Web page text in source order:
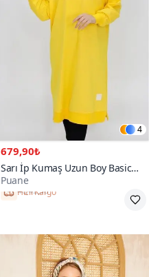
4
679,90₺
Sarı İp Kumaş Uzun Boy Basic
Sweatshirt
Puane
Hızlı Kargo